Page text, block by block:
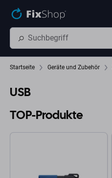
Startseite Geräte und Zubehör
USB
TOP-Produkte